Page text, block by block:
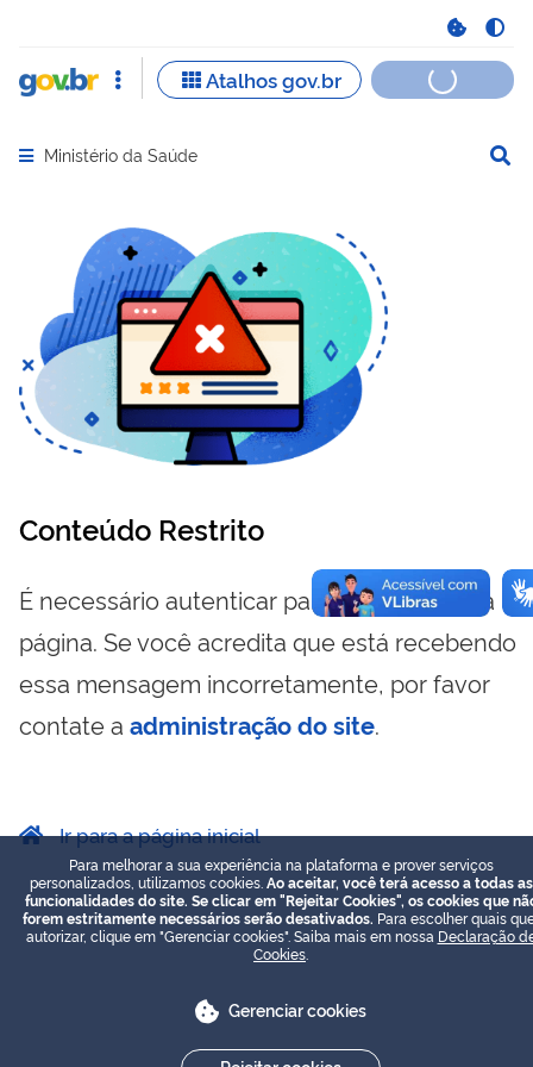
Abrir menu principal de navegação
Ministério da Saúde
Conteúdo Restrito
É necessário autenticar para visualizar essa
página. Se você acredita que está recebendo
essa mensagem incorretamente, por favor
contate a administração do site.
Ir para a página inicial
Para melhorar a sua experiência na plataforma e prover serviços
personalizados, utilizamos cookies. Ao aceitar, você terá acesso a todas as
funcionalidades do site. Se clicar em "Rejeitar Cookies", os cookies que
forem estritamente necessários serão desativados. Para escolher quais
autorizar, clique em "Gerenciar cookies". Saiba mais em nossa Declaração
Cookies
Gerenciar cookies